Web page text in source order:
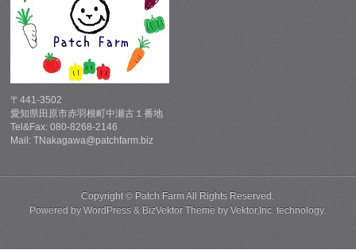
〒441-3502
愛知県田原市赤羽根町中瀬古１番地
Tel&Fax: 080-8268-2146
Mail: TNakagawa@patchfarm.biz
Copyright © Patch FarmAll Rights Reserved.
Powered byWordPress & BizVektor Theme byVektor,Inc. technology.